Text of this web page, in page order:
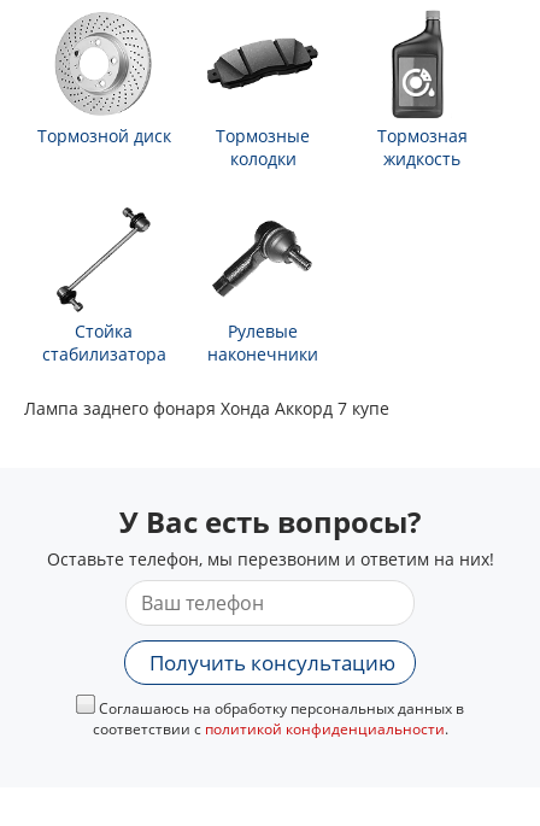
Тормозной диск
Тормозные
колодки
Тормозная
жидкость
Стойка
стабилизатора
Рулевые
наконечники
Лампа заднего фонаря Хонда Аккорд 7 купе
У Вас есть вопросы?
Оставьте телефон, мы перезвоним и ответим на них!
Получить консультацию
Соглашаюсь на обработку персональных данных в
соответствии с политикой конфиденциальности.